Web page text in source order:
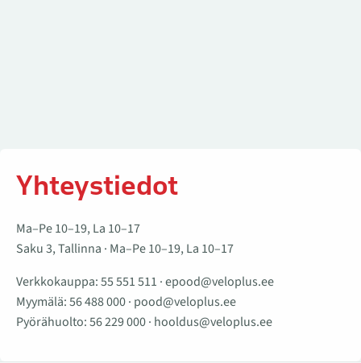
Yhteystiedot
Ma–Pe 10–19, La 10–17
Saku 3, Tallinna · Ma–Pe 10–19, La 10–17
Verkkokauppa:55 551 511 ·epood@veloplus.ee
Myymälä:56 488 000· pood@veloplus.ee
Pyörähuolto:56 229 000· hooldus@veloplus.ee